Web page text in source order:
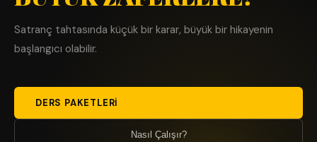
Satranç tahtasında küçük bir karar, büyük bir hikayenin
başlangıcı olabilir.
DERS PAKETLERI
Nasıl Çalışır?